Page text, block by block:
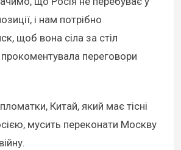
і нам потрібно
щоб вона сіла за стіл
прокоментувала переговори
Китай, який має тісні
мусить переконати Москву